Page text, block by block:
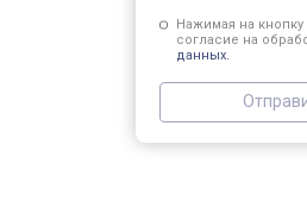
Нажимая на
согласие на
данных.